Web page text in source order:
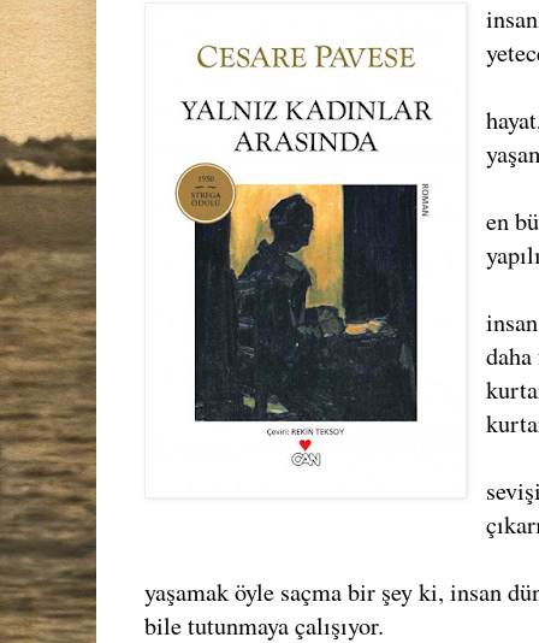
en
yaşamak öyle saçma bir şey ki, insan
bile tutunmaya çalışıyor.